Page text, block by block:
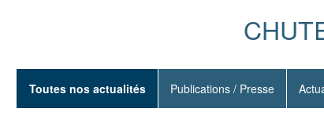
Toutes nos actualités Publications / Presse